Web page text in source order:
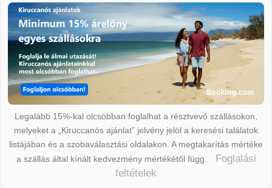
Legalább 15%-kal olcsóbban foglalhat a résztvevő szállásokon,
melyeket a „Kiruccanós ajánlat” jelvény jelöl a keresési találatok
listájában és a szobaválasztási oldalakon. A megtakarítás mértéke
a szállás által kínált kedvezmény mértékétől függ.
Foglalási
feltételek